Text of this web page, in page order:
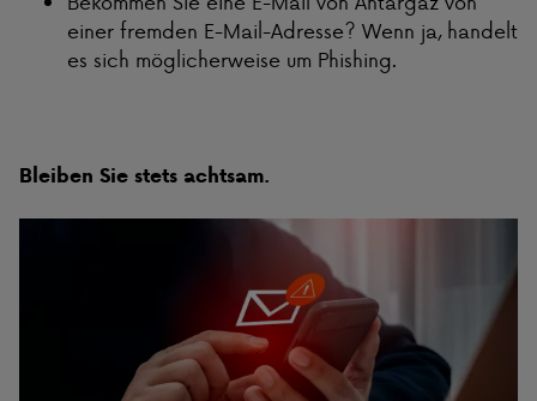
einer fremden E-Mail-Adresse? Wenn ja, handelt
es sich möglicherweise um Phishing.
Bleiben Sie stets achtsam.